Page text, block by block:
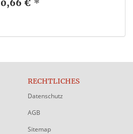
0,66 € *
RECHTLICHES
Datenschutz
AGB
Sitemap